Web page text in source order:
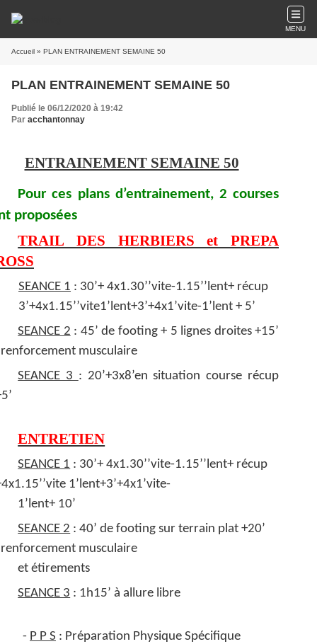
MENU
Accueil » PLAN ENTRAINEMENT SEMAINE 50
PLAN ENTRAINEMENT SEMAINE 50
Publié le 06/12/2020 à 19:42
Par acchantonnay
ENTRAINEMENT SEMAINE 50
Pour ces plans d’entrainement, 2 courses
proposées
TRAIL DES HERBIERS et PREPA
SEANCE 1 : 30’+ 4x1.30’’vite-1.15’’lent+ récup
3’+4x1.15’’vite1’lent+3’+4x1’vite-1’lent + 5’
SEANCE 2 : 45’ de footing + 5 lignes droites +15’
musculaire
SEANCE 3 : 20’+3x8’en situation course récup
ENTRETIEN
SEANCE 1 : 30’+ 4x1.30’’vite-1.15’’lent+ récup
1’lent+3’+4x1’vite-
1’lent+ 10’
SEANCE 2 : 40’ de footing sur terrain plat +20’
musculaire
et étirements
SEANCE 3 : 1h15’ à allure libre
- P P S : Préparation Physique Spécifique